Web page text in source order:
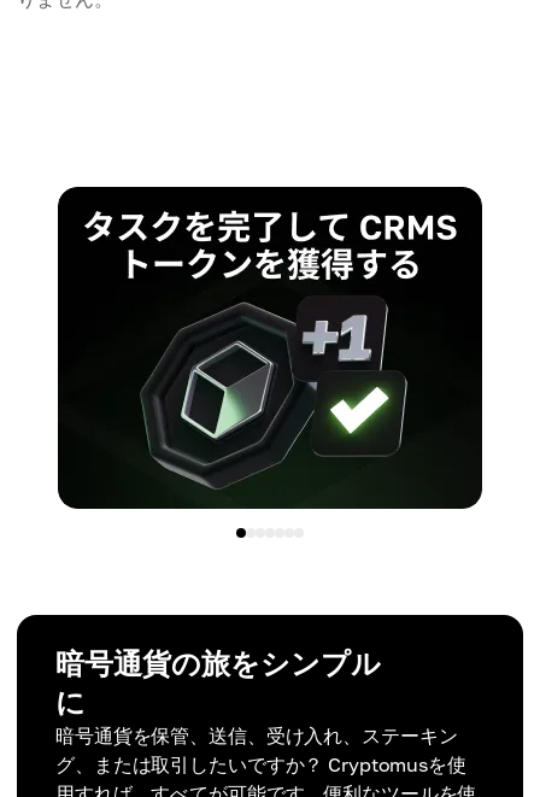
暗号通貨の旅をシンプル
に
暗号通貨を保管、送信、受け入れ、ステーキン
グ、または取引したいですか？ Cryptomusを使